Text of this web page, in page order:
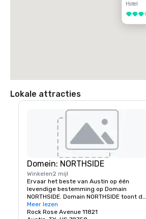
Hotel
3 van 5
Lokale attracties
Domein: NORTHSIDE
Winkelen2 mijl
Ervaar het beste van Austin op één
levendige bestemming op Domain
NORTHSIDE. Domain NORTHSIDE toont de
unieke creatieve geest van de stad en
nodigt bezoekers uit om de dag en nacht
Meer lezen
Rock Rose Avenue 11821